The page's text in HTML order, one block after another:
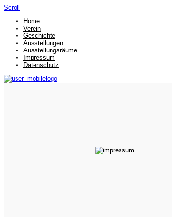
Scroll
Home
Verein
Geschichte
Ausstellungen
Ausstellungsräume
Impressum
Datenschutz